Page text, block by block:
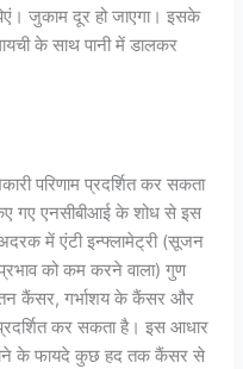
जुकाम दूर हो जाएगा। इसके
के साथ पानी में डालकर
परिणाम प्रदर्शित कर सकता
गए एनसीबीआई के शोध से इस
अदरक में एंटी इन्फ्लामेट्री (सूजन
को कम करने वाला) गुण
कैंसर, गर्भाशय के कैंसर और
कर सकता है। इस आधार
के फायदे कुछ हद तक कैंसर से